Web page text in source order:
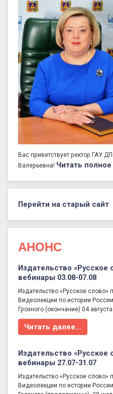
Вас приветствует ректор ГАУ
Валерьевна! Читать
Перейти на старый сайт
АНОНС
Издательство «Русское
вебинары 03.08-07.08
Издательство «Русское слово»
Видеолекции по истории
Грозного (окончание) 04
Читать далее…
Издательство «Русское
вебинары 27.07-31.07
Издательство «Русское слово»
Видеолекции по истории